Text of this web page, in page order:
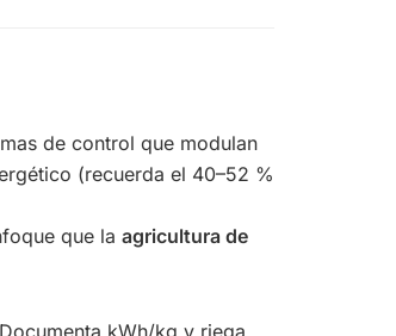
de control que modulan
(recuerda el 40–52 %
que la agricultura de